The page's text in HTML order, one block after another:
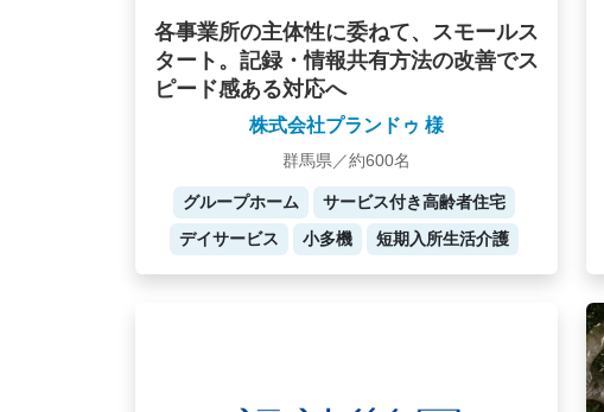
各事業所の主体性に委ねて、スモールス
タート。記録・情報共有方法の改善でス
ピード感ある対応へ
株式会社プランドゥ 様
群馬県／約600名
グループホーム
サービス付き高齢者住宅
デイサービス
小多機 短期入所生活介護